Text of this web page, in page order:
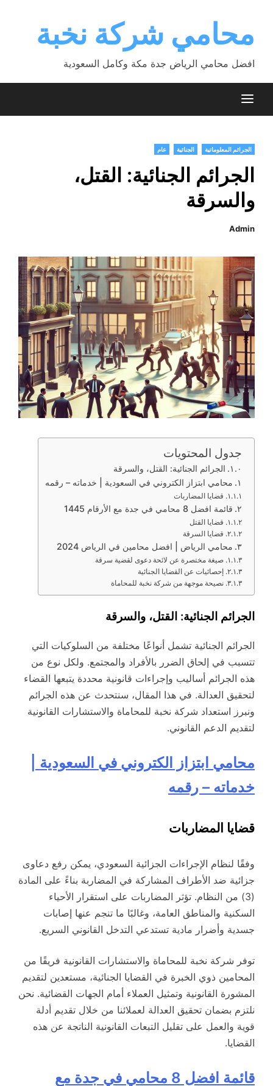
contentمحامي شركة نخبة
افضل محامي الرياض جدة مكة وكامل السعودية
الجرائم المعلوماتية الجنائية عام
الجرائم الجنائية: القتل،
والسرقة
Admin
جدول المحتويات
الجرائم الجنائية: القتل، والسرقة
محامي ابتزاز الكتروني في السعودية | خدماته – رقمه
قضايا المضاربات
قائمة افضل 8 محامي في جدة مع الأرقام 1445
قضايا القتل
قضايا السرقة
محامي الرياض | افضل محامين في الرياض 2024
صيغة مختصرة عن لائحة دعوى لقضية سرقة
إحصائيات عن القضايا الجنائية
نصيحة موجهة من شركة نخبة للمحاماة
الجرائم الجنائية: القتل، والسرقة
الجرائم الجنائية تشمل أنواعًا مختلفة من السلوكيات التي
تتسبب في إلحاق الضرر بالأفراد والمجتمع. ولكل نوع من
هذه الجرائم أساليب وإجراءات قانونية محددة يتبعها القضاء
لتحقيق العدالة. في هذا المقال، سنتحدث عن هذه الجرائم
ونبرز استعداد شركة نخبة للمحاماة والاستشارات القانونية
لتقديم الدعم القانوني.
محامي ابتزاز الكتروني في السعودية |
خدماته – رقمه
قضايا المضاربات
وفقًا لنظام الإجراءات الجزائية السعودي، يمكن رفع دعاوى
جزائية ضد الأطراف المشاركة في المضاربة بناءً على المادة
(3) من النظام. تؤثر المضاربات على استقرار الأحياء
السكنية والمناطق العامة، وغالبًا ما تنجم عنها إصابات
جسدية وأضرار مادية تستدعي التدخل القانوني السريع.
توفر شركة نخبة للمحاماة والاستشارات القانونية فريقًا من
المحامين ذوي الخبرة في القضايا الجنائية، مستعدين لتقديم
المشورة القانونية وتمثيل العملاء أمام الجهات القضائية. نحن
نلتزم بضمان تحقيق العدالة لعملائنا من خلال تقديم أدلة
قوية والعمل على تقليل التبعات القانونية الناتجة عن هذه
القضايا.
قائمة افضل 8 محامي في جدة مع